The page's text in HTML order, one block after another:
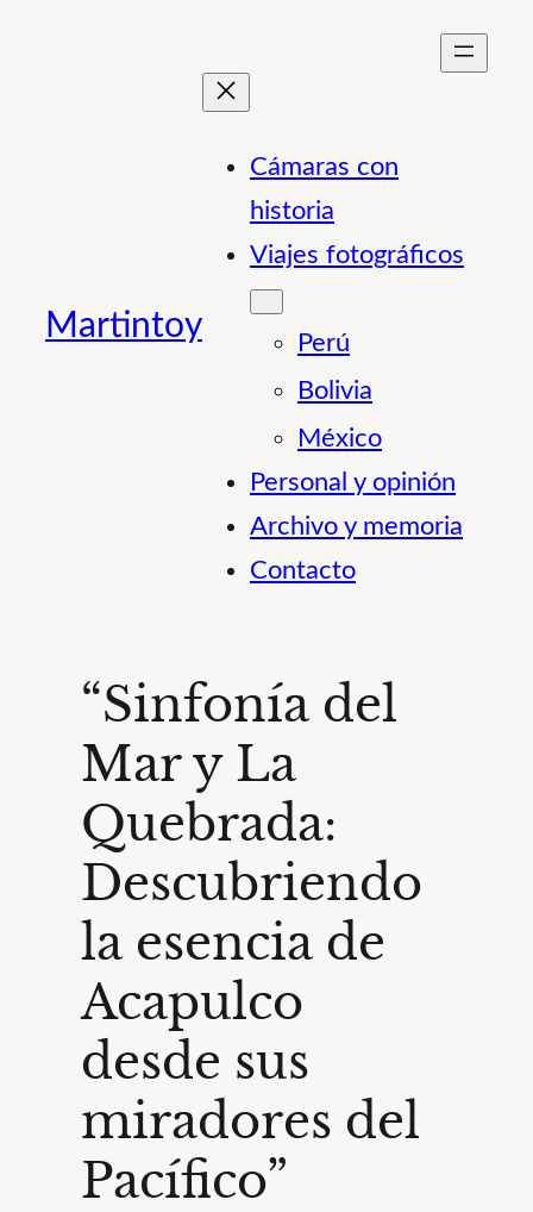
Martintoy
Cámaras con
historia
Viajes fotográficos
Perú
Bolivia
México
Personal y opinión
Archivo y memoria
Contacto
“Sinfonía del
Mar y La
Quebrada:
Descubriendo
la esencia de
Acapulco
desde sus
miradores del
Pacífico”